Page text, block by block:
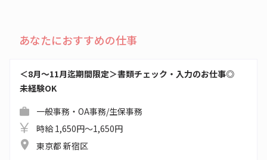
あなたにおすすめの仕事
＜8月～11月迄期間限定＞書類チェック・入力のお仕事◎
未経験OK
一般事務・OA事務/生保事務
時給 1,650円～1,650円
東京都 新宿区